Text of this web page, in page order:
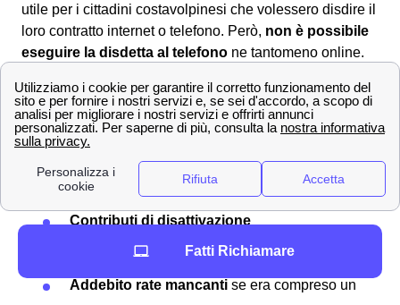
utile per i cittadini costavolpinesi che volessero disdire il
loro contratto internet o telefono. Però, non è possibile
eseguire la disdetta al telefono ne tantomeno online.
scaricare ilmodulo per la disdetta TIMcorretto online,
compilarlo edinviarlo al providerall'indirizzo postale
per la disdetta. Spesso la
disdetta TIM non è gratuita, ti
saranno addebitati a Costa Volpino i seguenti costi:
Contributi di attivazione
Contributi di disattivazione
Penali per eventuale
mancata riconsegna
Addebito rate mancanti se era compreso un
Fatti Richiamare